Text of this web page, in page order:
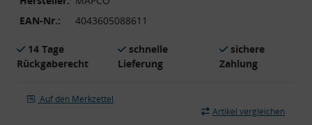
EAN-Nr.:
4043605088611
14 Tage
Rückgaberecht
schnelle
Lieferung
sichere
Zahlung
Auf den Merkzettel
Artikel vergleichen